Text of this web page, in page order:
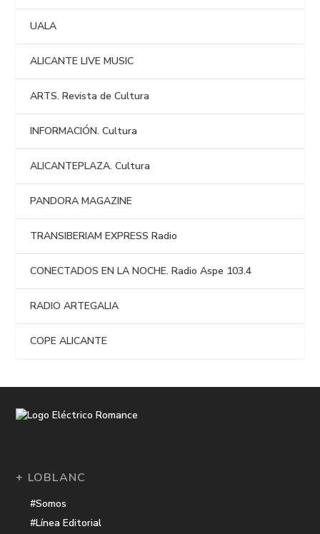
UALA
ALICANTE LIVE MUSIC
ARTS. Revista de Cultura
INFORMACIÓN. Cultura
ALICANTEPLAZA. Cultura
PANDORA MAGAZINE
TRANSIBERIAM EXPRESS Radio
CONECTADOS EN LA NOCHE. Radio Aspe 103.4
RADIO ARTEGALIA
COPE ALICANTE
+ LOBLANC
#Somos
#Línea Editorial